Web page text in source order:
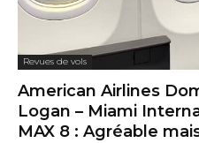
Revues de vols
American Airlines
Logan – Miami
MAX 8 : Agréable